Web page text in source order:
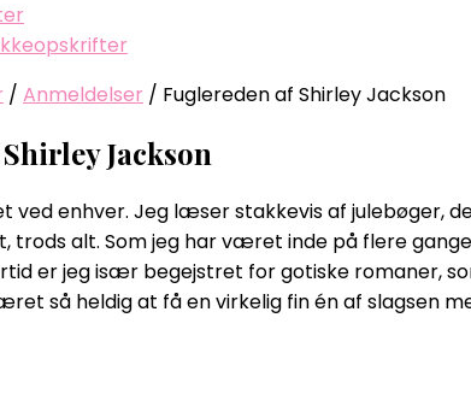
/ Anmeldelser / Fuglereden af Shirley Jackson
Jackson
ved enhver. Jeg læser stakkevis af julebøger,
trods alt. Som jeg har været inde på flere
er jeg især begejstret for gotiske romaner,
så heldig at få en virkelig fin én af slagsen